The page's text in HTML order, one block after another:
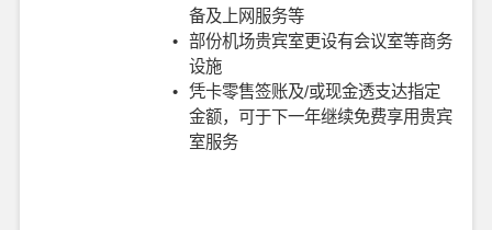
备及上网服务等
•
部份机场贵宾室更设有会议室等商务
设施
•
凭卡零售签账及/或现金透支达指定
金额，可于下一年继续免费享用贵宾
室服务